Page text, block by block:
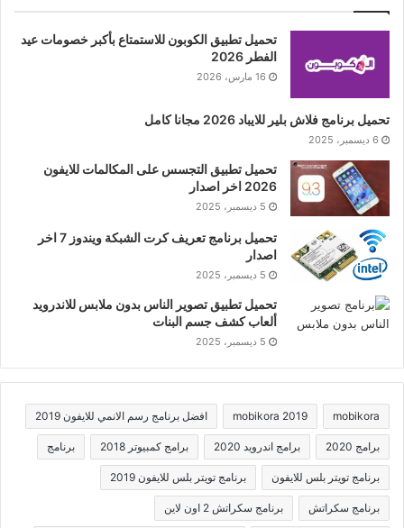
تحميل تطبيق الكوبون للاستمتاع بأكبر خصومات عيد
الفطر 2026
16 مارس، 2026
تحميل برنامج فلاش بلير للايباد 2026 مجانا كامل
6 ديسمبر، 2025
تحميل تطبيق التجسس على المكالمات للايفون
2026 اخر اصدار
5 ديسمبر، 2025
تحميل برنامج تعريف كرت الشبكة ويندوز 7 اخر
اصدار
5 ديسمبر، 2025
تحميل تطبيق تصوير الناس بدون ملابس للاندرويد
ألعاب كشف جسم البنات
5 ديسمبر، 2025
mobikora
mobikora 2019 افضل برنامج رسم الانمي للايفون 2019
برامج 2020 برامج اندرويد 2020 برامج كمبيوتر 2018 برنامج
برنامج تويتر بلس للايفون برنامج تويتر بلس للايفون 2019
برنامج سكراتش برنامج سكراتش 2 اون لاين